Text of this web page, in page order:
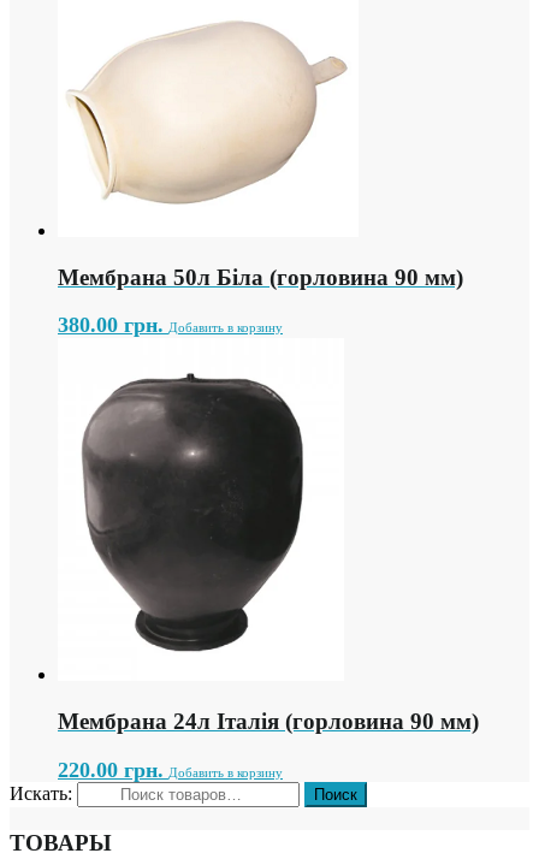
Мембрана 50л Біла (горловина 90 мм)
380.00 грн. Добавить в корзину
Мембрана 24л Італія (горловина 90 мм)
220.00 грн. Добавить в корзину
Искать:
ТОВАРЫ